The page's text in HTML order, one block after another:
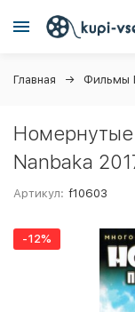
Главная Фильмы
Nanbaka
Артикул: f10603
-12%